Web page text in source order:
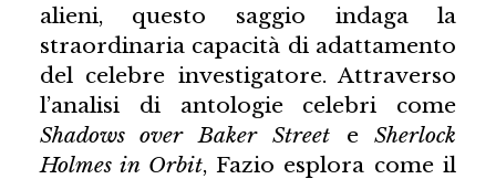
alieni, questo saggio indaga la
straordinaria capacità di adattamento
del celebre investigatore. Attraverso
l’analisi di antologie celebri come
Shadows over Baker StreeteSherlock
Holmes in Orbit, Fazio esplora come il